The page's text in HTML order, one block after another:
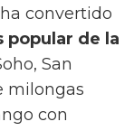
convertido
de la
San
milongas
con